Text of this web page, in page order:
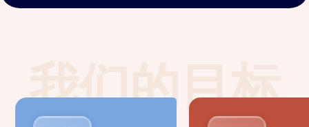
我们的目标